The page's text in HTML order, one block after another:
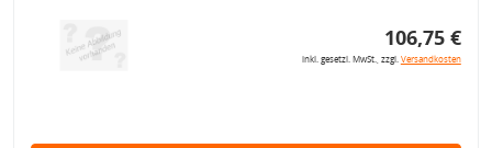
106,75 €
inkl. gesetzl. MwSt., zzgl.Versandkosten